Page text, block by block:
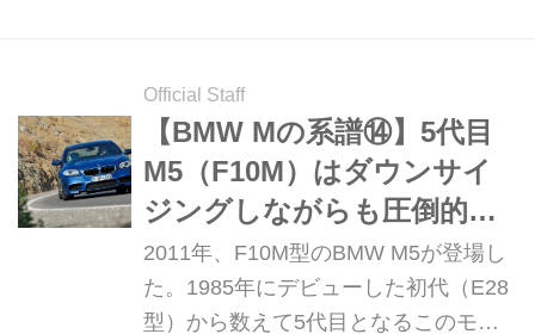
ーペ」と名乗るようになっていた。
「M3」は新型ではセダンボディとなる
わけだ。
Official Staff
【BMW Mの系譜⑭】5代目
M5（F10M）はダウンサイ
ジングしながらも圧倒的な
性能を実現していた
2011年、F10M型のBMW M5が登場し
た。1985年にデビューした初代（E28
型）から数えて5代目となるこのモデ